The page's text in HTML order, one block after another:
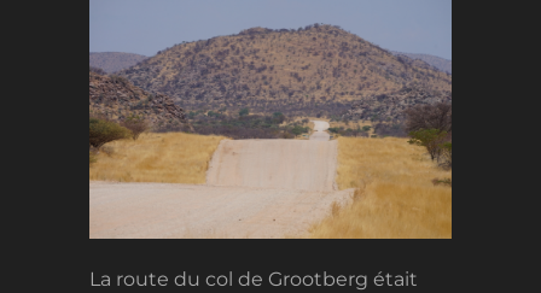
La route du col de Grootberg était